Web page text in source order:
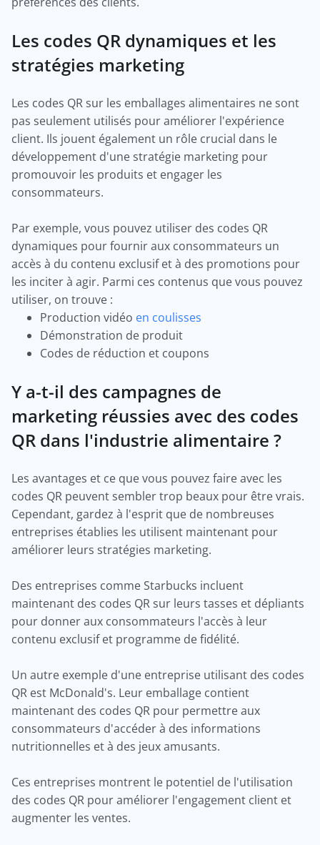
Les codes QR dynamiques et les
stratégies marketing
Les codes QR sur les emballages alimentaires ne sont
pas seulement utilisés pour améliorer l'expérience
client. Ils jouent également un rôle crucial dans le
développement d'une stratégie marketing pour
promouvoir les produits et engager les
consommateurs.
Par exemple, vous pouvez utiliser des codes QR
dynamiques pour fournir aux consommateurs un
accès à du contenu exclusif et à des promotions pour
les inciter à agir. Parmi ces contenus que vous pouvez
utiliser, on trouve :
Production vidéo en coulisses
Démonstration de produit
Codes de réduction et coupons
Y a-t-il des campagnes de
marketing réussies avec des codes
QR dans l'industrie alimentaire ?
Les avantages et ce que vous pouvez faire avec les
codes QR peuvent sembler trop beaux pour être vrais.
Cependant, gardez à l'esprit que de nombreuses
entreprises établies les utilisent maintenant pour
améliorer leurs stratégies marketing.
Des entreprises comme Starbucks incluent
maintenant des codes QR sur leurs tasses et dépliants
pour donner aux consommateurs l'accès à leur
contenu exclusif et programme de fidélité.
Un autre exemple d'une entreprise utilisant des codes
QR est McDonald's. Leur emballage contient
maintenant des codes QR pour permettre aux
consommateurs d'accéder à des informations
nutritionnelles et à des jeux amusants.
Ces entreprises montrent le potentiel de l'utilisation
des codes QR pour améliorer l'engagement client et
augmenter les ventes.